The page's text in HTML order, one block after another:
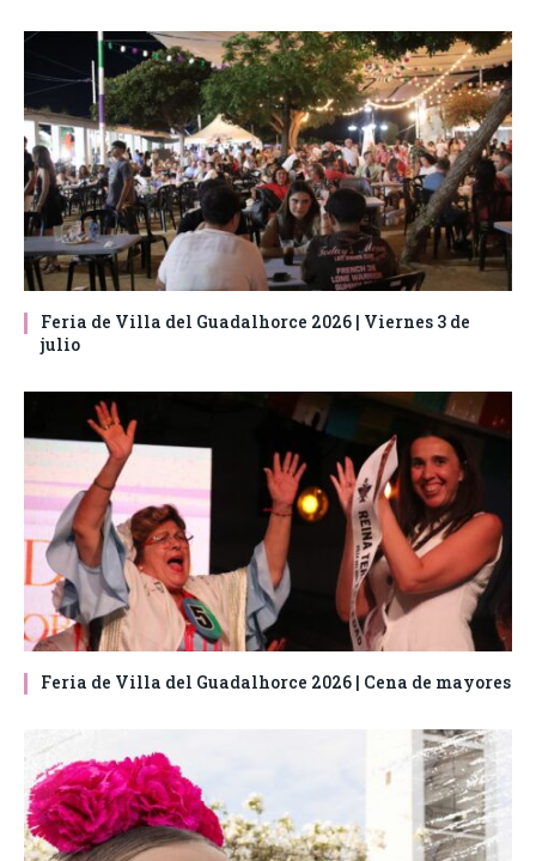
Feria de Villa del Guadalhorce 2026 | Viernes 3 de
julio
Feria de Villa del Guadalhorce 2026 | Cena de mayores